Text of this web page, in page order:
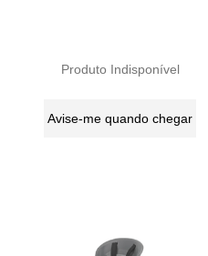
Produto Indisponível
Avise-me quando chegar